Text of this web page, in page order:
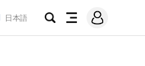
日本語
검
전
메
그